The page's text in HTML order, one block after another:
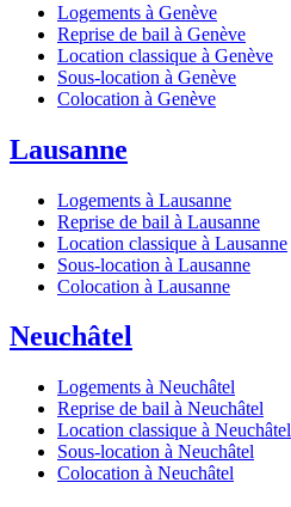
Logements à Genève
Reprise de bail à Genève
Location classique à Genève
Sous-location à Genève
Colocation à Genève
Lausanne
Logements à Lausanne
Reprise de bail à Lausanne
Location classique à Lausanne
Sous-location à Lausanne
Colocation à Lausanne
Neuchâtel
Logements à Neuchâtel
Reprise de bail à Neuchâtel
Location classique à Neuchâtel
Sous-location à Neuchâtel
Colocation à Neuchâtel